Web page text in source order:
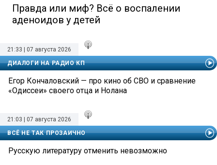
Правда или миф? Всё о воспалении
аденоидов у детей
21:33 | 07 августа 2026
ДИАЛОГИ НА РАДИО КП
Егор Кончаловский — про кино об СВО и сравнение
«Одиссеи» своего отца и Нолана
21:03 | 07 августа 2026
ВСЁ НЕ ТАК ПРОЗАИЧНО
Русскую литературу отменить невозможно